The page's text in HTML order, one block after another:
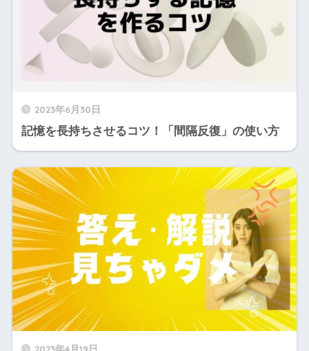
2023年6月30日
記憶を長持ちさせるコツ！「間隔反復」の使い方
2023年4月19日